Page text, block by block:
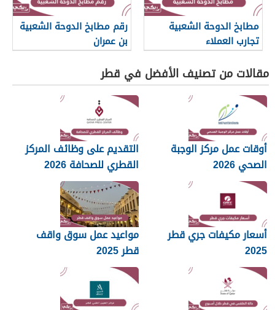
مطابخ الدوحة الشعبية
تجارب العملاء
رقم مطابخ الدوحة الشعبية
بن عمران
مقالات من تصنيف الأفضل في قطر
أوقات عمل مركز الوجبة
الصحي 2026
التقديم على وظائف المركز
القطري للصحافة 2026
أسعار مكيفات جري قطر
2025
مواعيد عمل سوق واقف
قطر 2025